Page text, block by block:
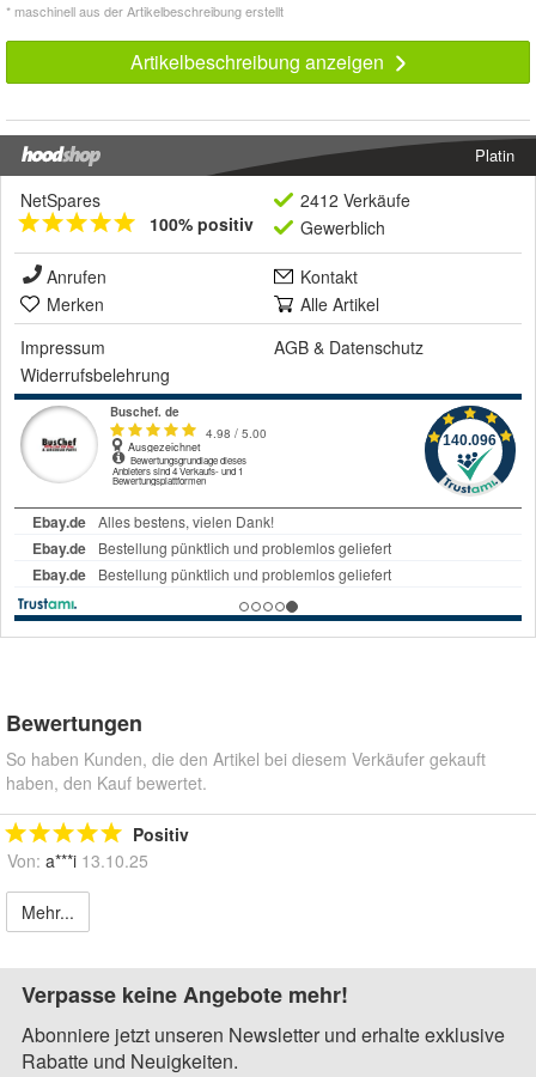
* maschinell aus der Artikelbeschreibung erstellt
Artikelbeschreibung anzeigen
Platin
NetSpares
100% positiv
2412 Verkäufe
Gewerblich
Anrufen
Kontakt
Merken
Alle Artikel
Impressum
AGB & Datenschutz
Widerrufsbelehrung
Bewertungen
So haben Kunden, die den Artikel bei diesem Verkäufer gekauft
haben, den Kauf bewertet.
Positiv
Von: a***i 13.10.25
Mehr...
Verpasse keine Angebote mehr!
Abonniere jetzt unseren Newsletter und erhalte exklusive
Rabatte und Neuigkeiten.